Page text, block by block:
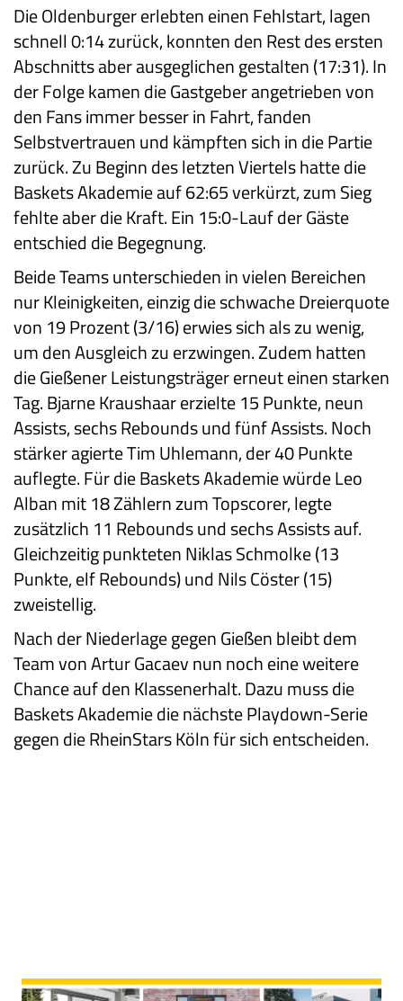
Die Oldenburger erlebten einen Fehlstart, lagen
schnell 0:14 zurück, konnten den Rest des ersten
Abschnitts aber ausgeglichen gestalten (17:31). In
der Folge kamen die Gastgeber angetrieben von
den Fans immer besser in Fahrt, fanden
Selbstvertrauen und kämpften sich in die Partie
zurück. Zu Beginn des letzten Viertels hatte die
Baskets Akademie auf 62:65 verkürzt, zum Sieg
fehlte aber die Kraft. Ein 15:0-Lauf der Gäste
entschied die Begegnung.
Beide Teams unterschieden in vielen Bereichen
nur Kleinigkeiten, einzig die schwache Dreierquote
von 19 Prozent (3/16) erwies sich als zu wenig,
um den Ausgleich zu erzwingen. Zudem hatten
die Gießener Leistungsträger erneut einen starken
Tag. Bjarne Kraushaar erzielte 15 Punkte, neun
Assists, sechs Rebounds und fünf Assists. Noch
stärker agierte Tim Uhlemann, der 40 Punkte
auflegte. Für die Baskets Akademie würde Leo
Alban mit 18 Zählern zum Topscorer, legte
zusätzlich 11 Rebounds und sechs Assists auf.
Gleichzeitig punkteten Niklas Schmolke (13
Punkte, elf Rebounds) und Nils Cöster (15)
zweistellig.
Nach der Niederlage gegen Gießen bleibt dem
Team von Artur Gacaev nun noch eine weitere
Chance auf den Klassenerhalt. Dazu muss die
Baskets Akademie die nächste Playdown-Serie
gegen die RheinStars Köln für sich entscheiden.